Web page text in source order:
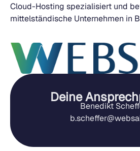
Cloud-Hosting spezialisiert und
mittelständische Unternehmen in
Deine
Benedikt